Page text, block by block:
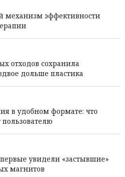
эффективности
отходов сохранила
дольше пластика
в удобном формате: что
увидели «застывшие»
магнитов